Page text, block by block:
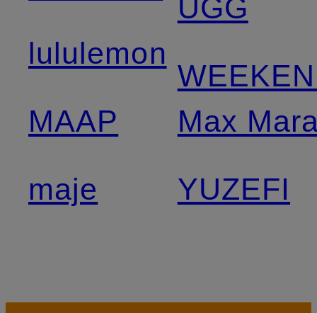
lululemon
MAAP
maje
UGG
Max
YUZEFI